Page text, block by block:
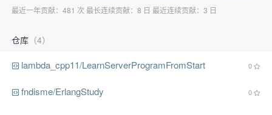
最近一年贡献：481 次 最长连续贡献：8 日 最近连续贡献：3 日
仓库 （4）
lambda_cpp11/LearnServerProgramFromStart 0
fndisme/ErlangStudy 0